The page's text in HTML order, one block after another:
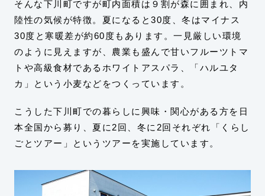
そんな下川町ですが町内面積は９割が森に囲まれ、内
陸性の気候が特徴。夏になると30度、冬はマイナス
30度と寒暖差が約60度もあります。一見厳しい環境
のように見えますが、農業も盛んで甘いフルーツトマ
トや高級食材であるホワイトアスパラ、「ハルユタ
カ」という小麦などをつくっています。
こうした下川町での暮らしに興味・関心がある方を日
本全国から募り、夏に2回、冬に2回それぞれ「くらし
ごとツアー」というツアーを実施しています。